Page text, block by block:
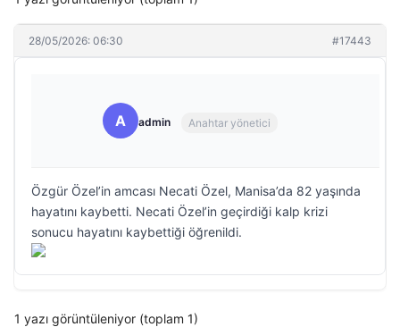
28/05/2026: 06:30 #17443
A admin Anahtar yönetici
Özgür Özel’in amcası Necati Özel, Manisa’da 82 yaşında
hayatını kaybetti. Necati Özel’in geçirdiği kalp krizi
sonucu hayatını kaybettiği öğrenildi.
1 yazı görüntüleniyor (toplam 1)